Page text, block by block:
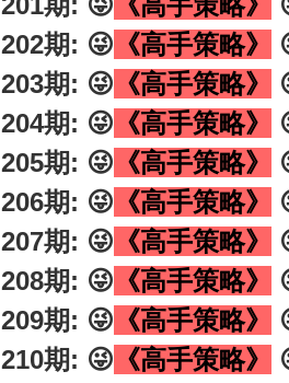
202期: 😜 《高手策略》
203期: 😜 《高手策略》
204期: 😜 《高手策略》
205期: 😜 《高手策略》
206期: 😜 《高手策略》
207期: 😜 《高手策略》
208期: 😜 《高手策略》
209期: 😜 《高手策略》
210期: 😜 《高手策略》